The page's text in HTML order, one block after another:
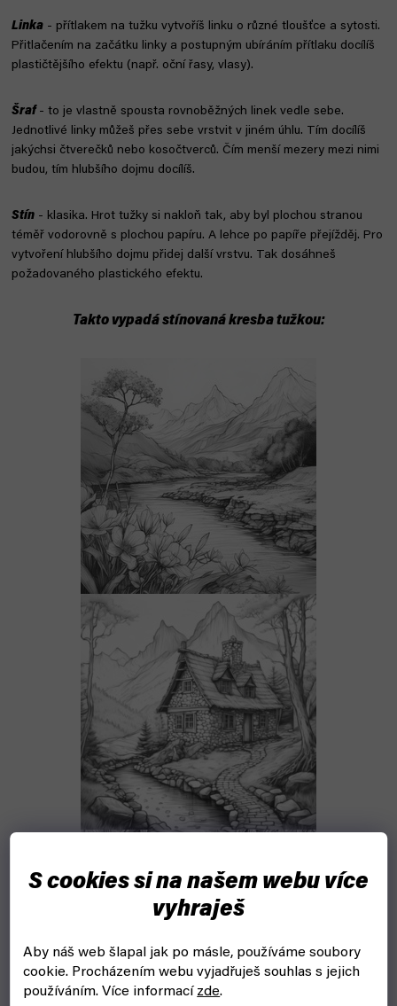
S cookies si na našem webu více
vyhraješ
Aby náš web šlapal jak po másle, používáme soubory
cookie. Procházením webu vyjadřuješ souhlas s jejich
používáním. Více informací zde.
Linka - přítlakem na tužku vytvoříš linku o různé tloušťce a sytosti.
Přitlačením na začátku linky a postupným ubíráním přítlaku docílíš
plastičtějšího efektu (např. oční řasy, vlasy).
Šraf - to je vlastně spousta rovnoběžných linek vedle sebe.
Jednotlivé linky můžeš přes sebe vrstvit v jiném úhlu. Tím docílíš
jakýchsi čtverečků nebo kosočtverců. Čím menší mezery mezi nimi
budou, tím hlubšího dojmu docílíš.
Stín - klasika. Hrot tužky si nakloň tak, aby byl plochou stranou
téměř vodorovně s plochou papíru. A lehce po papíře přejížděj. Pro
vytvoření hlubšího dojmu přidej další vrstvu. Tak dosáhneš
požadovaného plastického efektu.
Takto vypadá stínovaná kresba tužkou: